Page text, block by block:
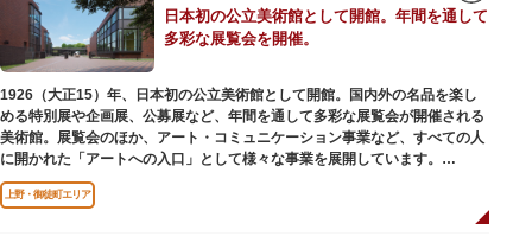
【撞球室】
当時の日本では非常に珍しいスイスの山小屋風の撞球室（ビリヤード場）
で、洋館から地下道でつながっています。通常は非公開ですが、毎月15日
（10月のみ10/16）に先着順で限定公開されています。
【和館大広間】
洋館に併置された名棟 梁大河喜十郎の手によるものと伝えられている書院造
りの和館で、当時は550坪に及ぶ洋館を遥かにしのぐ規模でしたが、現在は
冠婚葬祭などに使われていた大広間の1棟だけが残っています。
日本初の公立美術館として開館。年間を通して
多彩な展覧会を開催。
1926（大正15）年、日本初の公立美術館として開館。国内外の名品を楽し
める特別展や企画展、公募展など、年間を通して多彩な展覧会が開催される
美術館。展覧会のほか、アート・コミュニケーション事業など、すべての人
に開かれた「アートへの入口」として様々な事業を展開しています。
レストランやミュージアムショップも充実。開放的なガラス張りのレストラ
ンからは、美術館のプロムナードや四季折々の公園の景色を眺めることがで
上野・御徒町エリア